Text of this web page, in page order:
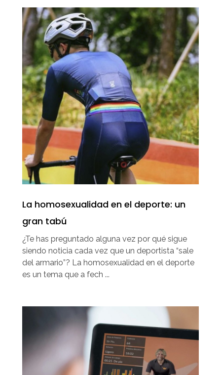
La homosexualidad en el deporte: un
gran tabú
¿Te has preguntado alguna vez por qué sigue
siendo noticia cada vez que un deportista “sale
del armario”? La homosexualidad en el deporte
es un tema que a fech ...